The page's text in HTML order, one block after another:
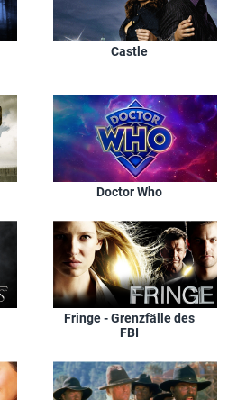
Castle
Doctor Who
Fringe - Grenzfälle des
FBI